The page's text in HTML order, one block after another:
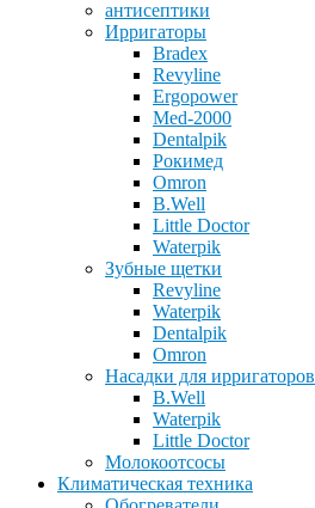
антисептики
Ирригаторы
Bradex
Revyline
Ergopower
Med-2000
Dentalpik
Рокимед
Omron
B.Well
Little Doctor
Waterpik
Зубные щетки
Revyline
Waterpik
Dentalpik
Omron
Насадки для ирригаторов
B.Well
Waterpik
Little Doctor
Молокоотсосы
Климатическая техника